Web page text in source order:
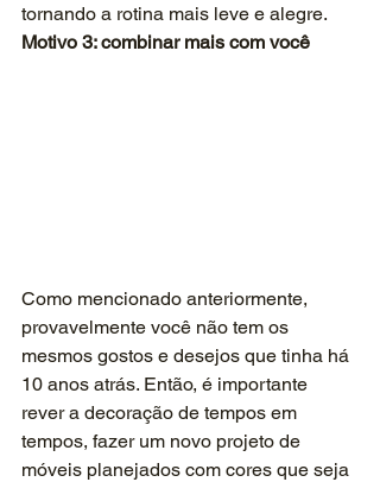
tornando a rotina mais leve e alegre.
Motivo 3: combinar mais com você
Como mencionado anteriormente,
provavelmente você não tem os
mesmos gostos e desejos que tinha há
10 anos atrás. Então, é importante
rever a decoração de tempos em
tempos, fazer um novo projeto de
móveis planejados com cores que seja